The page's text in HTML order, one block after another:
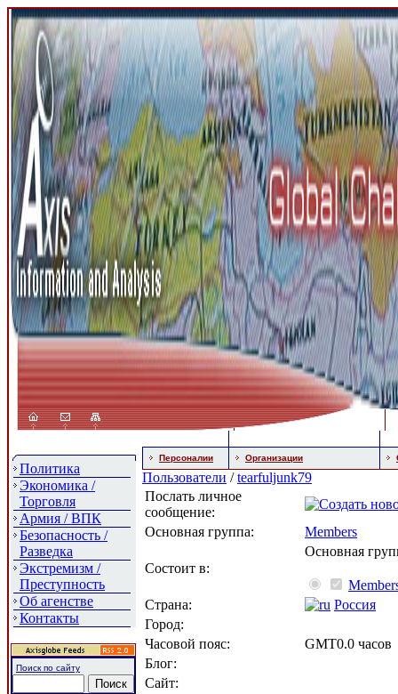
Политика
Экономика /
Торговля
Армия / ВПК
Безопасность /
Разведка
Экстремизм /
Преступность
Об агенстве
Контакты
Поиск по сайту
Персоналии Организации
Пользователи /tearfuljunk79
Послать личное
сообщение:
Основная группа:
Members
Состоит в:
Основная
Страна:
Россия
Город:
Часовой пояс:
GMT0.0 часов
Блог:
Сайт: